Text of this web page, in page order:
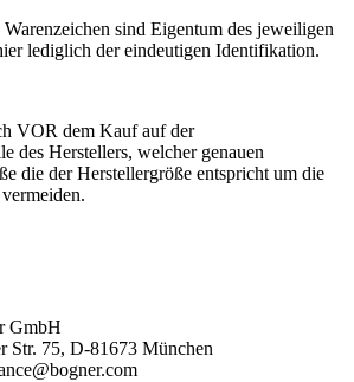
sind Eigentum des jeweiligen
lediglich der eindeutigen Identifikation.
VOR dem Kauf auf der
des Herstellers, welcher genauen
die der Herstellergröße entspricht um die
GmbH
Str. 75, D-81673 München